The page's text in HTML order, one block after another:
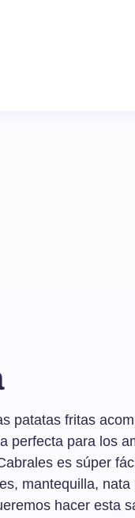
patatas fritas
perfecta para los
es súper
mantequilla, nata
hacer esta